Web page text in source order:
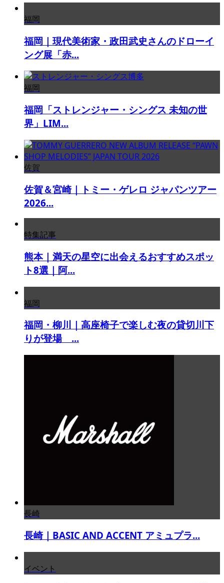
福岡
福岡｜現代美術家・政田武史さんのドローイ
ング展「赤...
福岡
福岡「ストレンジャー・シングス 未知の世
界」LIM...
佐賀
佐賀＆宮崎｜トミー・ゲレロ ジャパンツアー
2026...
特集記事
熊本｜満天の星空に出会えるおすすめスポッ
ト8選｜阿...
福岡
福岡・柳川｜高座椅子で楽しむ夜の貸切川下
りが登場 ...
長崎
長崎｜BASIC AND ACCENT アミュプラ...
イベント